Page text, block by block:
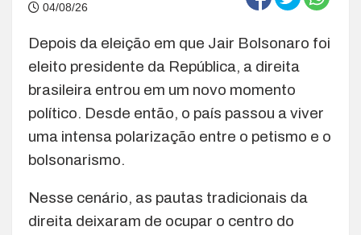
04/08/26
Depois da eleição em que Jair Bolsonaro foi
eleito presidente da República, a direita
brasileira entrou em um novo momento
político. Desde então, o país passou a viver
uma intensa polarização entre o petismo e o
bolsonarismo.
Nesse cenário, as pautas tradicionais da
direita deixaram de ocupar o centro do